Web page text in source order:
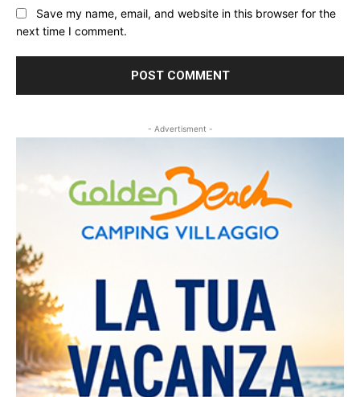
Save my name, email, and website in this browser for the
next time I comment.
- Advertisment -